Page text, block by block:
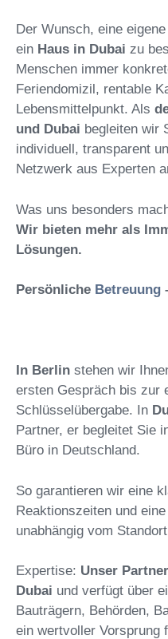
Der Wunsch, eine eigene
ein Haus in Dubai zu
Menschen immer
Feriendomizil, rentable
Lebensmittelpunkt. Als
und Dubai begleiten wir
individuell, transparent
Netzwerk aus Experten
Was uns besonders
Wir bieten mehr als
Lösungen.
Persönliche Betreuung
In Berlin stehen wir
ersten Gespräch bis zur
Schlüsselübergabe. In
Partner, er begleitet Sie
Büro in Deutschland.
So garantieren wir eine
Reaktionszeiten und
unabhängig vom
Expertise: Unser
Dubai und verfügt über
Bauträgern, Behörden,
ein wertvoller Vorsprung